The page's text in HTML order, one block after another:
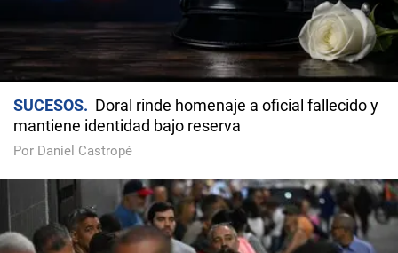
SUCESOS
Doral rinde homenaje a oficial fallecido y
mantiene identidad bajo reserva
Por Daniel Castropé